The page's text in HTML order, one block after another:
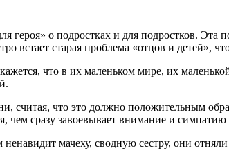
о подростках и для подростков. Эта
встает старая проблема «отцов и детей»,
что в их маленьком мире, их
считая, что это должно положительным
чем сразу завоевывает внимание и
мачеху, сводную сестру, они